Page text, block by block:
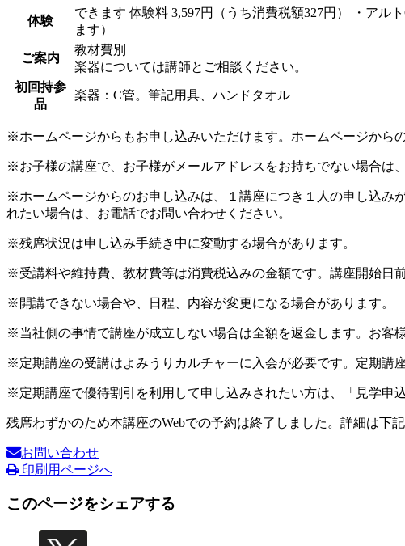
体験
できます 体験料 3,597円（うち消費税額327円）
・アル
ます）
ご案内
教材費別
楽器については講師とご相談ください。
初回持参
品
楽器：C管。筆記用具、ハンドタオル
※ホームページからもお申し込みいただけます。ホームページから
※お子様の講座で、お子様がメールアドレスをお持ちでない場合は
※ホームページからのお申し込みは、１講座につき１人の申し込み
れたい場合は、お電話でお問い合わせください。
※残席状況は申し込み手続き中に変動する場合があります。
※受講料や維持費、教材費等は消費税込みの金額です。講座開始日
※開講できない場合や、日程、内容が変更になる場合があります。
※当社側の事情で講座が成立しない場合は全額を返金します。お客
※定期講座の受講はよみうりカルチャーに入会が必要です。定期講
※定期講座で優待割引を利用して申し込みされたい方は、「見学申
残席わずかのため本講座のWebでの予約は終了しました。詳細は下
お問い合わせ
印刷用ページへ
このページをシェアする